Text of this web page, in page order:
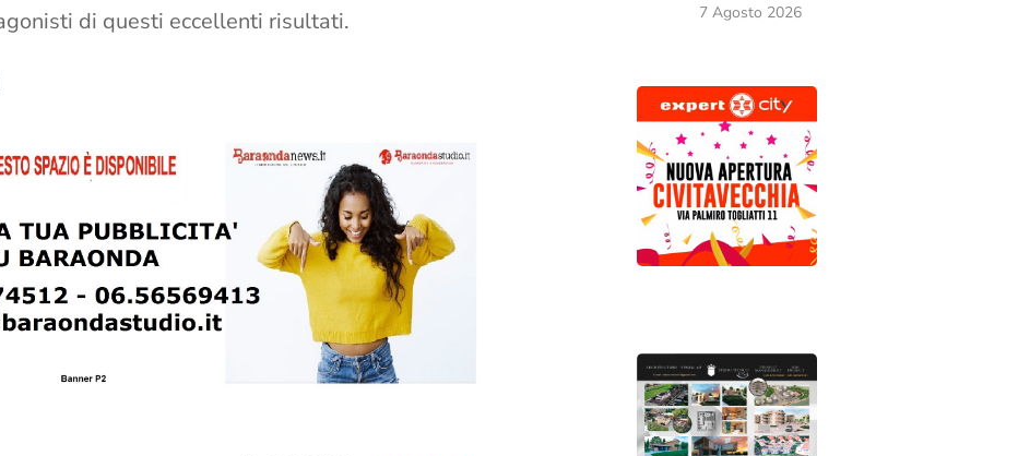
di questi eccellenti risultati.
7 Agosto 2026